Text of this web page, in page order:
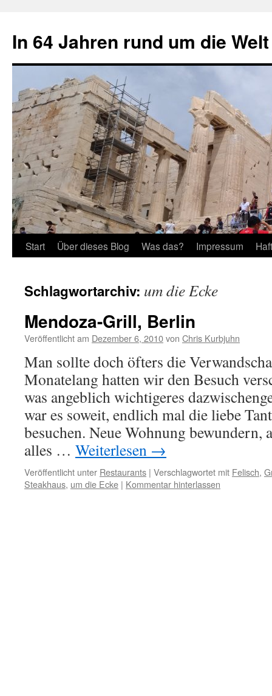
springen
In 64 Jahren rund um die Welt
Start Über dieses Blog Was das? Impressum
Schlagwortarchiv: um die Ecke
Mendoza-Grill, Berlin
Veröffentlicht am Dezember 6, 2010von Chris Kurbjuhn
Man sollte doch öfters die
Monatelang hatten wir den Besuch
was angeblich wichtigeres
war es soweit, endlich mal die liebe
besuchen. Neue Wohnung bewundern,
alles … Weiterlesen →
Veröffentlicht unter Restaurants | Verschlagwortet mit Felisch,
Steakhaus, um die Ecke | Kommentar hinterlassen